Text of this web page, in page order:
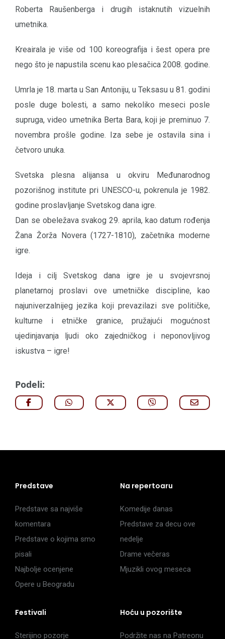
Roberta Raušenberga i drugih istaknutih vizuelnih
umetnika.
Kreairala je više od 100 koreografija i šest opera pre
nego što je napustila scenu kao plesačica 2008. godine.
Umrla je 18. marta u San Antoniju, u Teksasu u 81. godini
posle duge bolesti, a samo nekoliko meseci posle
supruga, video umetnika Berta Bara, koji je preminuo 7.
novembra prošle godine. Iza sebe je ostavila sina i
četvoro unuka.
Svetska plesna alijansa u okviru Međunarodnog
pozorišnog institute pri UNESCO-u, pokrenula je 1982.
godine proslavljanje Svetskog dana igre.
Dan se obeležava svakog 29. aprila, kao datum rođenja
Žana Žorža Novera (1727-1810), začetnika moderne
igre.
Ideja i cilj Svetskog dana igre je u svojevrsnoj
planetarnoj proslavi ove umetničke discipline, kao
najuniverzalnijeg jezika koji prevazilazi sve političke,
kulturne i etničke granice, pružajući mogućnost
ujedinjavanja ljudi oko zajedničkog i neponovljivog
iskustva – igre!
Podeli:
Predstave
Predstave sa najviše
komentara
Predstave o kojima smo
pisali
Najbolje ocenjene
Opere u Beogradu
Na repertoaru
Komedije danas
Predstave za decu ove
nedelje
Drame večeras
Mjuzikli ovog meseca
Festivali
Sterijino pozorje
Hoću u pozorište
Podržite nas na Patreonu